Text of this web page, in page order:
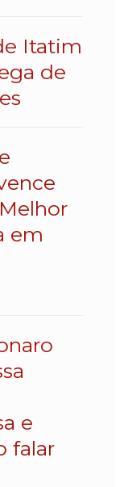
Itatim
de
em
e
falar